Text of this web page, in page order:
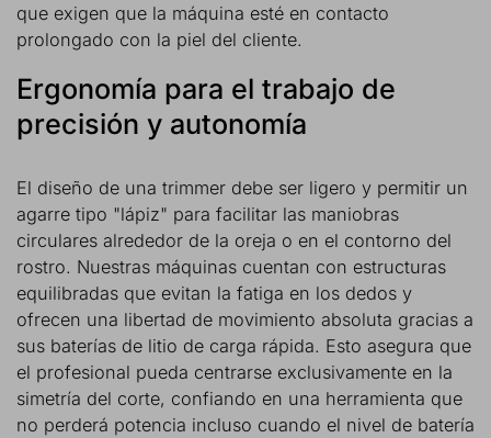
que exigen que la máquina esté en contacto
prolongado con la piel del cliente.
Ergonomía para el trabajo de
precisión y autonomía
El diseño de una trimmer debe ser ligero y permitir un
agarre tipo "lápiz" para facilitar las maniobras
circulares alrededor de la oreja o en el contorno del
rostro. Nuestras máquinas cuentan con estructuras
equilibradas que evitan la fatiga en los dedos y
ofrecen una libertad de movimiento absoluta gracias a
sus baterías de litio de carga rápida. Esto asegura que
el profesional pueda centrarse exclusivamente en la
simetría del corte, confiando en una herramienta que
no perderá potencia incluso cuando el nivel de batería